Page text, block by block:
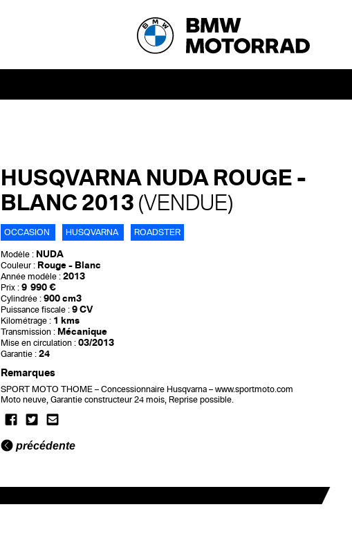
HUSQVARNA NUDA ROUGE -
BLANC 2013 (VENDUE)
OCCASION HUSQVARNA ROADSTER
Modèle : NUDA
Couleur : Rouge - Blanc
Année modèle : 2013
Prix : 9 990 €
Cylindrée : 900 cm3
Puissance fiscale : 9 CV
Kilométrage : 1 kms
Transmission : Mécanique
Mise en circulation : 03/2013
Garantie : 24
Remarques
SPORT MOTO THOME – Concessionnaire Husqvarna – www.sportmoto.com
Moto neuve, Garantie constructeur 24 mois, Reprise possible.
précédente